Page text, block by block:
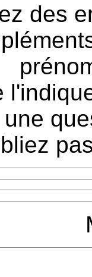
des